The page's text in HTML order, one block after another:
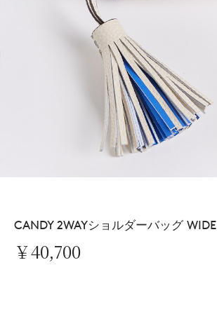
CANDY 2WAYショルダーバッグ WIDE
￥40,700